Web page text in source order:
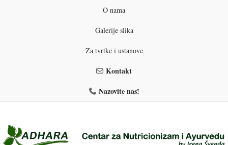
O nama
Galerije slika
Za tvrtke i ustanove
Kontakt
Nazovite nas!